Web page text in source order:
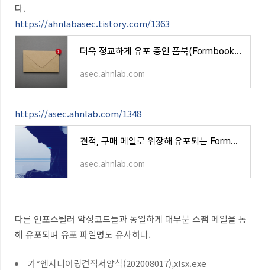
다.
https://ahnlabasec.tistory.com/1363
더욱 정교하게 유포 중인 폼북(Formbook) 악성코드
asec.ahnlab.com
https://asec.ahnlab.com/1348
견적, 구매 메일로 위장해 유포되는 Formbook 악성코드
asec.ahnlab.com
다른 인포스틸러 악성코드들과 동일하게 대부분 스팸 메일을 통
해 유포되며 유포 파일명도 유사하다.
가*엔지니어링견적서양식(202008017),xlsx.exe